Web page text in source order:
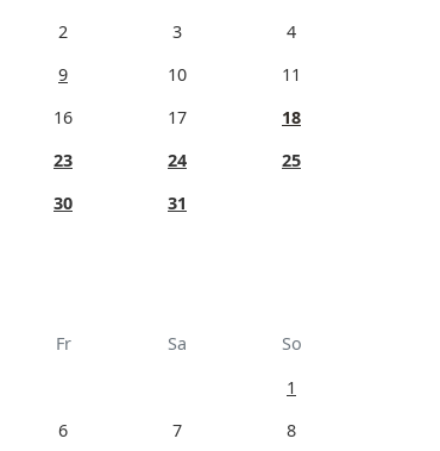
2 3
4
9 10
11
16 17
18
23 24
25
30
31
Fr Sa
So
1
6 7 8